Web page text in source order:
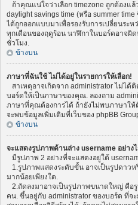
ถ้าคุณแน่ใจว่าเลือก timezone ถูกต้องแล้
daylight savings time (หรือ summer
ได้ถูกออกแบบมาเพื่อรองรับการเปลี่ยนระ
ทุกเดือนของฤดูร้อน นาฬิกาในบอร์ดอาจ
ชั่วโมง.
ข้างบน
ภาษาที่ฉันใช้ ไม่ได้อยู่ในรายการให้เลือก!
สาเหตุอาจเกิดจาก administrator ไม่ไ
บอร์ดให้เป็นภาษาของคุณ. ลองถาม
ภาษาที่คุณต้องการได้ ถ้ายังไม่พบภาษาใ
จะพบข้อมูลเพิ่มเติมที่เว็บของ phpBB
ข้างบน
จะแสดงรูปภาพด้านล่าง username อย่าง
มีรูปภาพ 2 อย่างที่จะแสดงอยู่ใต้
1.รูปภาพแสดงระดับขั้น อาจเป็นรูปดาว
มากน้อยเพียงใด.
2.ถัดลงมาอาจเป็นรูปภาพขนาดใหญ่ คือ
คน. ขึ้นอยู่กับ administrator ของบอร์ด ที่